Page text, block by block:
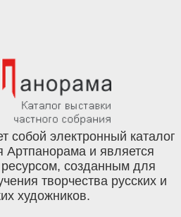
собой электронный каталог
Артпанорама и является
созданным для
творчества русских и
художников.